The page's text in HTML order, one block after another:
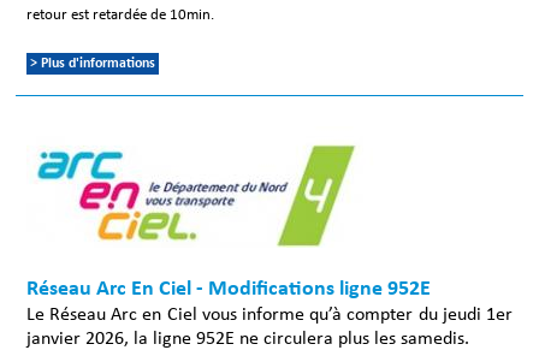
retour est retardée de 10min.
> Plus d'informations
Réseau Arc En Ciel - Modifications ligne 952E
Le Réseau Arc en Ciel vous informe qu’à compter du jeudi 1er
janvier 2026, la ligne 952E ne circulera plus les samedis.